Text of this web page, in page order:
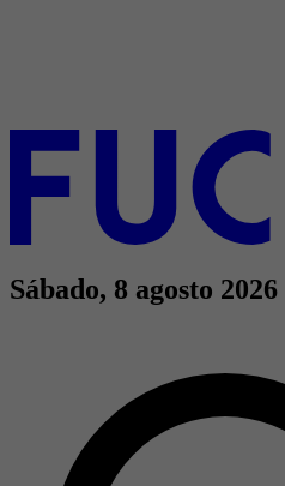
Sábado, 8 agosto 2026